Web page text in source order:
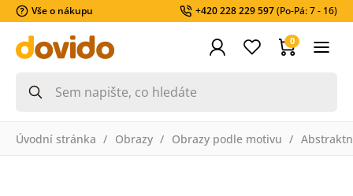
Vše o nákupu +420 228 229 597(Po-Pá: 7 - 16)
0
Úvodní stránka Obrazy Obrazy podle motivu